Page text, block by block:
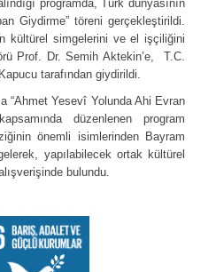
programda, Türk dünyasının
Giydirme” töreni gerçekleştirildi.
kültürel simgelerini ve el işçiliğini
Prof. Dr. Semih Aktekin’e, T.C.
tarafından giydirildi.
“Ahmet Yesevî Yolunda Ahi Evran
düzenlenen program
önemli isimlerinden Bayram
yapılabilecek ortak kültürel
bulundu.